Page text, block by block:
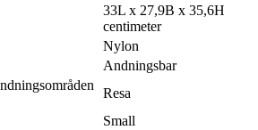
33L x 27,9B x 35,6H
centimeter
Nylon
Andningsbar
Resa
Small